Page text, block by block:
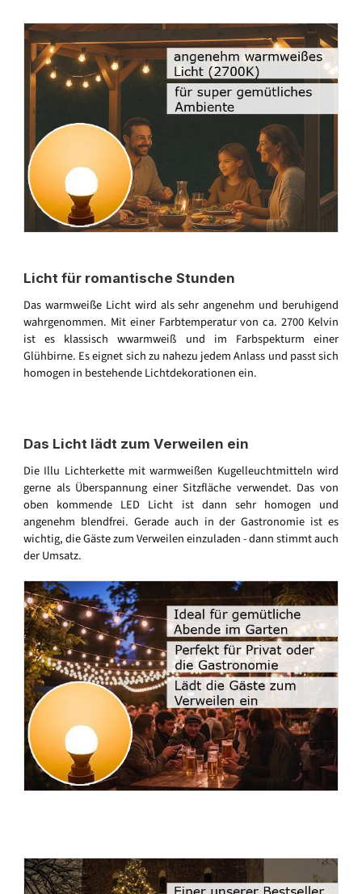
Licht für romantische Stunden
Das warmweiße Licht wird als sehr angenehm und beruhigend
wahrgenommen. Mit einer Farbtemperatur von ca. 2700 Kelvin
ist es klassisch wwarmweiß und im Farbspekturm einer
Glühbirne. Es eignet sich zu nahezu jedem Anlass und passt sich
homogen in bestehende Lichtdekorationen ein.
Das Licht lädt zum Verweilen ein
Die Illu Lichterkette mit warmweißen Kugelleuchtmitteln wird
gerne als Überspannung einer Sitzfläche verwendet. Das von
oben kommende LED Licht ist dann sehr homogen und
angenehm blendfrei. Gerade auch in der Gastronomie ist es
wichtig, die Gäste zum Verweilen einzuladen - dann stimmt auch
der Umsatz.